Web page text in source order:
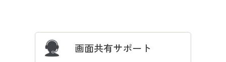
画面共有サポート